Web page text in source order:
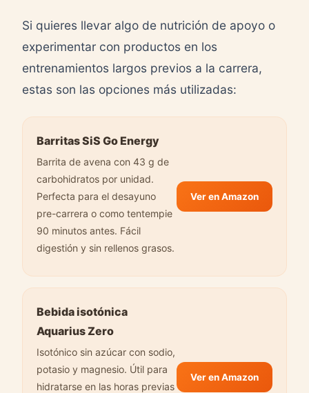
Si quieres llevar algo de nutrición de apoyo o
experimentar con productos en los
entrenamientos largos previos a la carrera,
estas son las opciones más utilizadas:
Barritas SiS Go Energy
Barrita de avena con 43 g de
carbohidratos por unidad.
Perfecta para el desayuno
pre-carrera o como tentempie
90 minutos antes. Fácil
digestión y sin rellenos grasos.
Ver en Amazon
Bebida isotónica
Aquarius Zero
Isotónico sin azúcar con sodio,
potasio y magnesio. Útil para
hidratarse en las horas previas
Ver en Amazon